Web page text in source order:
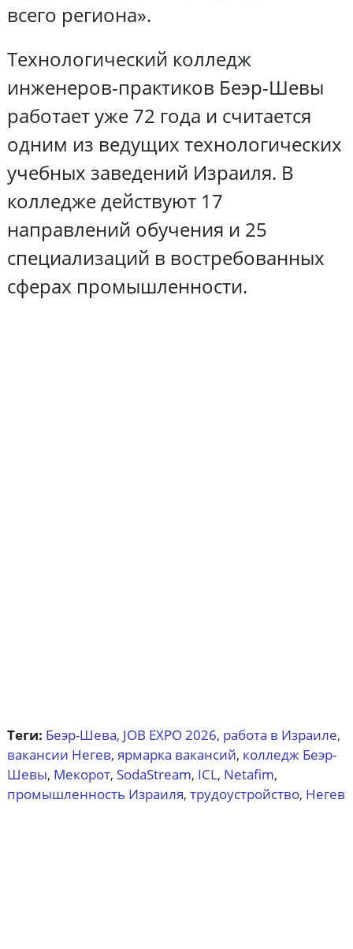
всего региона».
Технологический колледж
инженеров-практиков Беэр-Шевы
работает уже 72 года и считается
одним из ведущих технологических
учебных заведений Израиля. В
колледже действуют 17
направлений обучения и 25
специализаций в востребованных
сферах промышленности.
Теги: Беэр-Шева, JOB EXPO 2026, работа в Израиле,
вакансии Негев, ярмарка вакансий, колледж Беэр-
Шевы, Мекорот, SodaStream, ICL, Netafim,
промышленность Израиля, трудоустройство, Негев